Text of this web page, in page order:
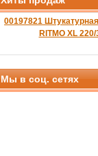
00197821
RITMO XL
Мы в соц. сетях